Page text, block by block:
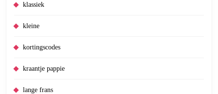
klassiek
kleine
kortingscodes
kraantje pappie
lange frans